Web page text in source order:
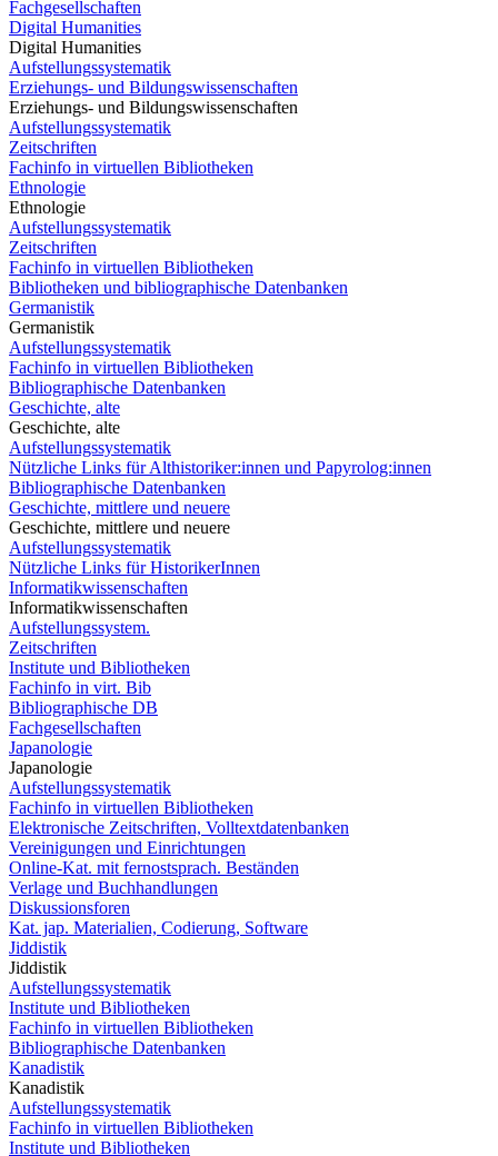
Fachgesellschaften
Digital Humanities
Digital Humanities
Aufstellungssystematik
Erziehungs- und Bildungswissenschaften
Erziehungs- und Bildungswissenschaften
Aufstellungssystematik
Zeitschriften
Fachinfo in virtuellen Bibliotheken
Ethnologie
Ethnologie
Aufstellungssystematik
Zeitschriften
Fachinfo in virtuellen Bibliotheken
Bibliotheken und bibliographische Datenbanken
Germanistik
Germanistik
Aufstellungssystematik
Fachinfo in virtuellen Bibliotheken
Bibliographische Datenbanken
Geschichte, alte
Geschichte, alte
Aufstellungssystematik
Nützliche Links für Althistoriker:innen und Papyrolog:innen
Bibliographische Datenbanken
Geschichte, mittlere und neuere
Geschichte, mittlere und neuere
Aufstellungssystematik
Nützliche Links für HistorikerInnen
Informatikwissenschaften
Informatikwissenschaften
Aufstellungssystem.
Zeitschriften
Institute und Bibliotheken
Fachinfo in virt. Bib
Bibliographische DB
Fachgesellschaften
Japanologie
Japanologie
Aufstellungssystematik
Fachinfo in virtuellen Bibliotheken
Elektronische Zeitschriften, Volltextdatenbanken
Vereinigungen und Einrichtungen
Online-Kat. mit fernostsprach. Beständen
Verlage und Buchhandlungen
Diskussionsforen
Kat. jap. Materialien, Codierung, Software
Jiddistik
Jiddistik
Aufstellungssystematik
Institute und Bibliotheken
Fachinfo in virtuellen Bibliotheken
Bibliographische Datenbanken
Kanadistik
Kanadistik
Aufstellungssystematik
Fachinfo in virtuellen Bibliotheken
Institute und Bibliotheken